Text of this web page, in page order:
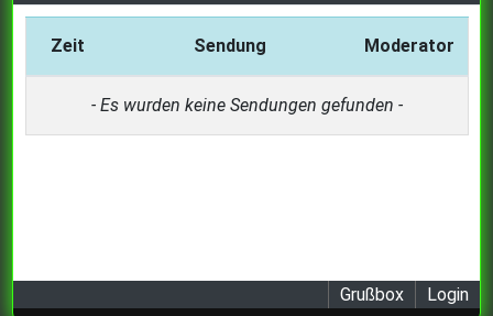
Zeit Sendung Moderator
- Es wurden keine Sendungen gefunden -
Grußbox Login